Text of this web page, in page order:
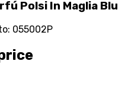
Polsi In Maglia Blu
: 055002P